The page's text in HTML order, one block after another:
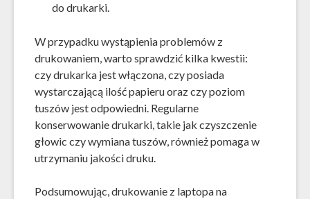
do drukarki.
W przypadku wystąpienia problemów z
drukowaniem, warto sprawdzić kilka kwestii:
czy drukarka jest włączona, czy posiada
wystarczającą ilość papieru oraz czy poziom
tuszów jest odpowiedni. Regularne
konserwowanie drukarki, takie jak czyszczenie
głowic czy wymiana tuszów, również pomaga w
utrzymaniu jakości druku.
Podsumowując, drukowanie z laptopa na